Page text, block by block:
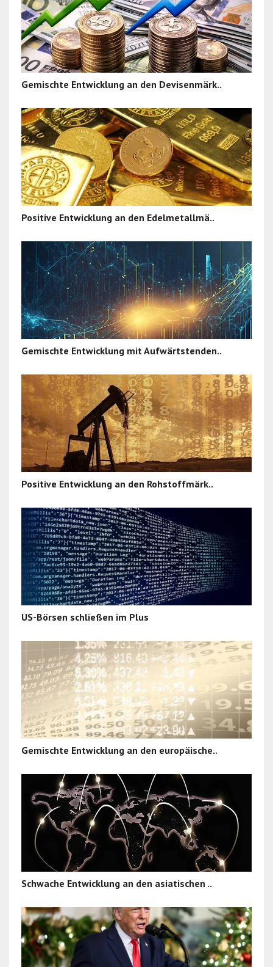
Gemischte Entwicklung an den Devisenmärk..
Positive Entwicklung an den Edelmetallmä..
Gemischte Entwicklung mit Aufwärtstenden..
Positive Entwicklung an den Rohstoffmärk..
US-Börsen schließen im Plus
Gemischte Entwicklung an den europäische..
Schwache Entwicklung an den asiatischen ..